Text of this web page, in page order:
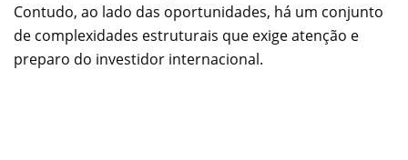
Contudo, ao lado das oportunidades, há um conjunto
de complexidades estruturais que exige atenção e
preparo do investidor internacional.